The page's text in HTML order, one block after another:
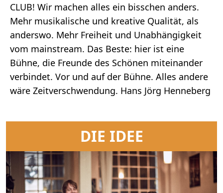
CLUB! Wir machen alles ein bisschen anders.
Mehr musikalische und kreative Qualität, als
anderswo. Mehr Freiheit und Unabhängigkeit
vom mainstream. Das Beste: hier ist eine
Bühne, die Freunde des Schönen miteinander
verbindet. Vor und auf der Bühne. Alles andere
wäre Zeitverschwendung. Hans Jörg Henneberg
DIE IDEE